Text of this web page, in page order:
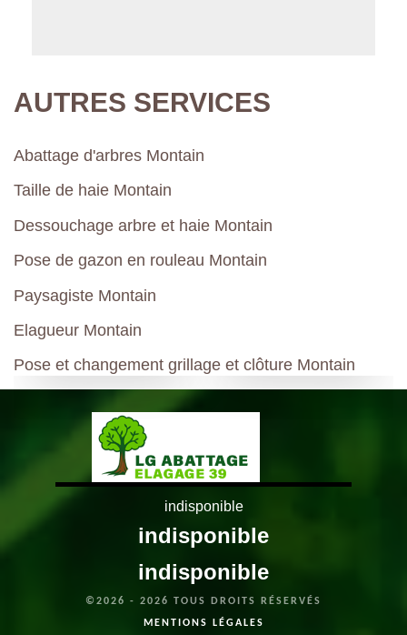
AUTRES SERVICES
Abattage d'arbres Montain
Taille de haie Montain
Dessouchage arbre et haie Montain
Pose de gazon en rouleau Montain
Paysagiste Montain
Elagueur Montain
Pose et changement grillage et clôture Montain
indisponible
indisponible
indisponible
©2026 - 2026 TOUS DROITS RÉSERVÉS
MENTIONS LÉGALES